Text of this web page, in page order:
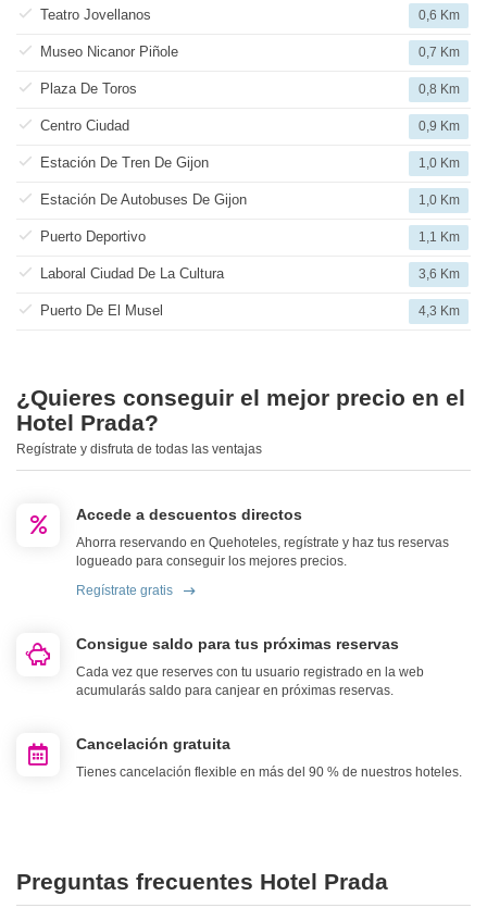
Teatro Jovellanos 0,6 Km
Museo Nicanor Piñole 0,7 Km
Plaza De Toros 0,8 Km
Centro Ciudad 0,9 Km
Estación De Tren De Gijon 1,0 Km
Estación De Autobuses De Gijon 1,0 Km
Puerto Deportivo 1,1 Km
Laboral Ciudad De La Cultura 3,6 Km
Puerto De El Musel 4,3 Km
¿Quieres conseguir el mejor precio en el
Hotel Prada?
Regístrate y disfruta de todas las ventajas
Accede a descuentos directos
Ahorra reservando en Quehoteles, regístrate y haz tus reservas
logueado para conseguir los mejores precios.
Regístrate gratis
Consigue saldo para tus próximas reservas
Cada vez que reserves con tu usuario registrado en la web
acumularás saldo para canjear en próximas reservas.
Cancelación gratuita
Tienes cancelación flexible en más del 90 % de nuestros hoteles.
Preguntas frecuentes Hotel Prada